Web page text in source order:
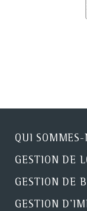
QUI SOMMES-
GESTION DE
GESTION DE
GESTION